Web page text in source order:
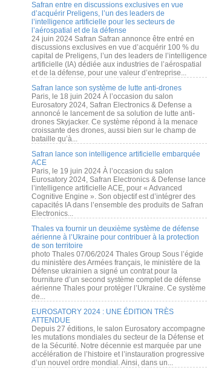
Safran entre en discussions exclusives en vue
d’acquérir Preligens, l’un des leaders de
l’intelligence artificielle pour les secteurs de
l’aérospatial et de la défense
24 juin 2024 Safran Safran annonce être entré en
discussions exclusives en vue d’acquérir 100 % du
capital de Preligens, l’un des leaders de l’intelligence
artificielle (IA) dédiée aux industries de l’aérospatial
et de la défense, pour une valeur d’entreprise...
Safran lance son système de lutte anti-drones
Paris, le 18 juin 2024 À l’occasion du salon
Eurosatory 2024, Safran Electronics & Defense a
annoncé le lancement de sa solution de lutte anti-
drones Skyjacker. Ce système répond à la menace
croissante des drones, aussi bien sur le champ de
bataille qu’à...
Safran lance son intelligence artificielle embarquée
ACE
Paris, le 19 juin 2024 À l’occasion du salon
Eurosatory 2024, Safran Electronics & Defense lance
l’intelligence artificielle ACE, pour « Advanced
Cognitive Engine ». Son objectif est d’intégrer des
capacités IA dans l’ensemble des produits de Safran
Electronics...
Thales va fournir un deuxième système de défense
aérienne à l’Ukraine pour contribuer à la protection
de son territoire
photo Thales 07/06/2024 Thales Group Sous l’égide
du ministère des Armées français, le ministère de la
Défense ukrainien a signé un contrat pour la
fourniture d’un second système complet de défense
aérienne Thales pour protéger l’Ukraine. Ce système
de...
EUROSATORY 2024 : UNE ÉDITION TRÈS
ATTENDUE
Depuis 27 éditions, le salon Eurosatory accompagne
les mutations mondiales du secteur de la Défense et
de la Sécurité. Notre décennie est marquée par une
accélération de l’histoire et l’instauration progressive
d’un nouvel ordre mondial. Ainsi, dans un...